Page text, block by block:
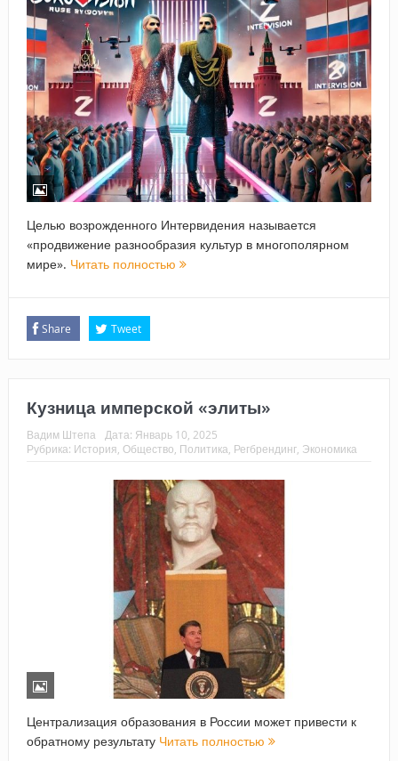
Целью возрожденного Интервидения называется
«продвижение разнообразия культур в многополярном
мире». Читать полностью
Share Tweet
Кузница имперской «элиты»
Вадим Штепа Дата: Январь 10, 2025
Рубрика: История, Общество, Политика, Регбрендинг, Экономика
Централизация образования в России может привести к
обратному результату Читать полностью